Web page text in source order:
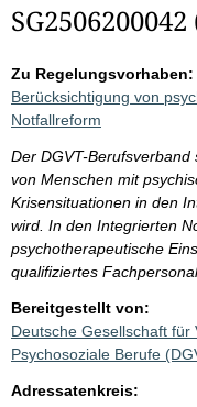
SG2506200042
Zu Regelungsvorhaben:
Berücksichtigung von
Notfallreform
Der DGVT-
von Menschen mit
Krisensituationen in den
wird. In den Integrierten
psychotherapeutische
qualifiziertes
Bereitgestellt von:
Deutsche Gesellschaft
Psychosoziale Berufe
Adressatenkreis: